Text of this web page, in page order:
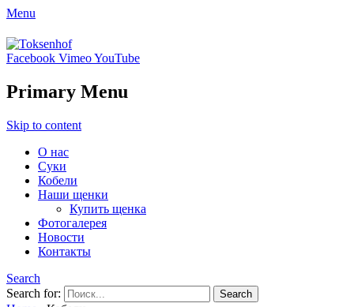
Menu
Toksenhof
Питомник немецких овчарок элитного
разведения
Facebook VimeoYouTube
Primary Menu
Skip to content
О нас
Суки
Кобели
Наши щенки
Купить щенка
Фотогалерея
Новости
Контакты
Search
Search for: